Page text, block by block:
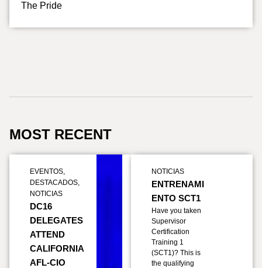
The Pride
MOST RECENT
EVENTOS,
DESTACADOS,
NOTICIAS
DC16
DELEGATES
ATTEND
CALIFORNIA
AFL-CIO
NOTICIAS
ENTRENAMI
ENTO SCT1
Have you taken
Supervisor
Certification
Training 1
(SCT1)? This is
the qualifying